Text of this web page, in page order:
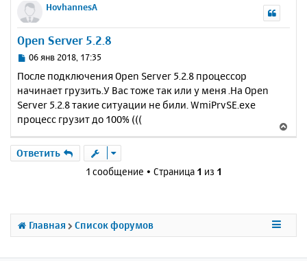
HovhannesA
Open Server 5.2.8
С
о
б
щ
е
и
е
06 янв 2018, 17:35
После подключения Open Server 5.2.8 процессор
начинает грузить.У Вас тоже так или у меня .На Open
Server 5.2.8 такие ситуации не били. WmiPrvSE.exe
процесс грузит до 100% (((
е
с
н
Ответить
1 сообщение • Страница 1 из 1
Главная Список форумов